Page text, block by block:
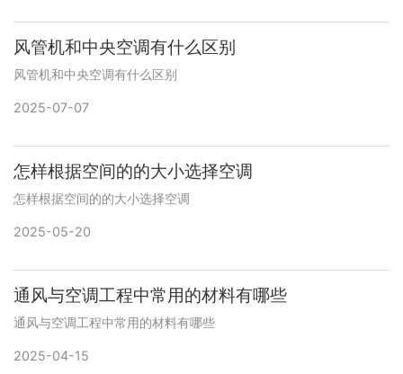
风管机和中央空调有什么区别
风管机和中央空调有什么区别
2025-07-07
怎样根据空间的的大小选择空调
怎样根据空间的的大小选择空调
2025-05-20
通风与空调工程中常用的材料有哪些
通风与空调工程中常用的材料有哪些
2025-04-15